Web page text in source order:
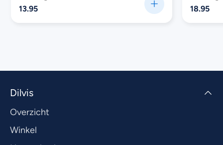
13.95 18.95
Dilvis
Overzicht
Winkel